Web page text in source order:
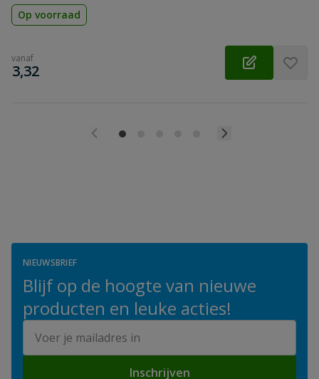
Op voorraad
vanaf
€
3,32
NIEUWSBRIEF
Blijf op de hoogte van nieuwe
producten en leuke acties!
Inschrijven